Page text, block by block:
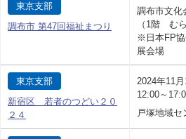
東京支部
調布市 第47回福祉まつり
調布市文化
（1階 む
※日本FP協
展会場
東京支部
新宿区 若者のつどい２０
２４
2024年11月
12:00～
戸塚地域セ